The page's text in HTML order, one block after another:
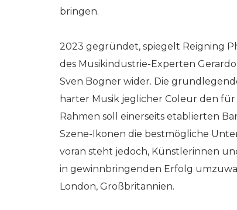
bringen.
2023 gegründet, spiegelt Reigning
des Musikindustrie-Experten
Sven Bogner wider. Die
harter Musik jeglicher Coleur den
Rahmen soll einerseits etablierten
Szene-Ikonen die bestmögliche
voran steht jedoch, Künstlerinnen
in gewinnbringenden Erfolg
London, Großbritannien.